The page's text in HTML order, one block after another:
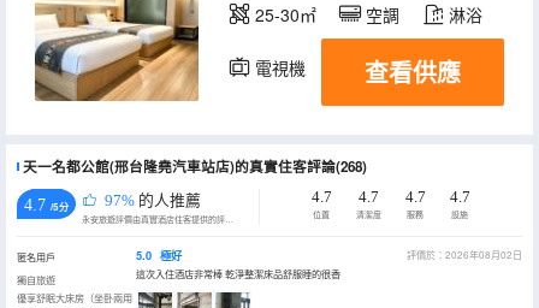
25-30㎡ 空調 淋浴
電視機 查看供應
天一名都公館(邢台隆堯汽車站店)的真實住客評論(268)
4.7 /5分 97% 的人推薦
永安旅遊評價由真實酒店住客提供的評價。
4.7
位置
4.7
清潔度
4.7
服務
4.7
設施
匿名用戶
獨自旅遊
優享舒眠大床房（坐卧兩用
5.0 極好
評價於：2026年08月02日
這次入住酒店非常棒 乾淨整潔床品舒服睡的很香